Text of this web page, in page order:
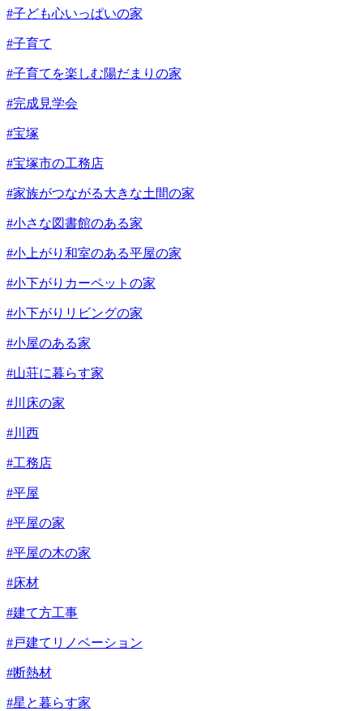
#子ども心いっぱいの家
#子育て
#子育てを楽しむ陽だまりの家
#完成見学会
#宝塚
#宝塚市の工務店
#家族がつながる大きな土間の家
#小さな図書館のある家
#小上がり和室のある平屋の家
#小下がりカーペットの家
#小下がりリビングの家
#小屋のある家
#山荘に暮らす家
#川床の家
#川西
#工務店
#平屋
#平屋の家
#平屋の木の家
#床材
#建て方工事
#戸建てリノベーション
#断熱材
#星と暮らす家